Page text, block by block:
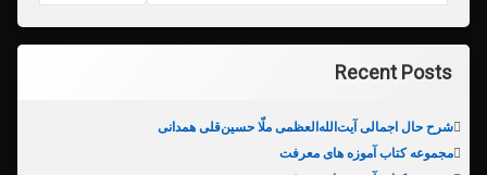
Recent Posts
شرح حال اجمالی آیت‌الله‌العظمی ملّا حسین‌قلی همدانی
مجموعه کتاب آموزه های معرفت